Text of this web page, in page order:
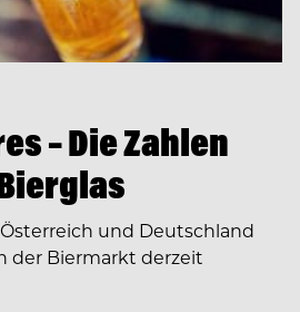
– Die Zahlen
und Deutschland
der Biermarkt derzeit